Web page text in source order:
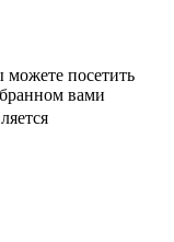
посетить
вами